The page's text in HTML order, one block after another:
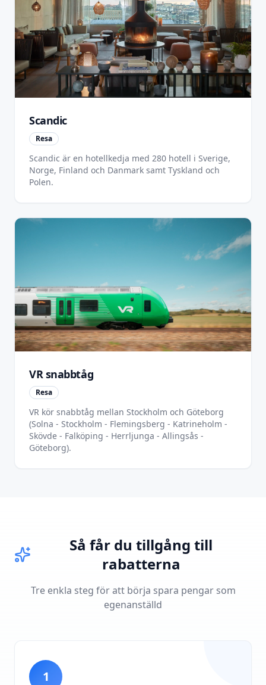
Scandic
Resa
Scandic är en hotellkedja med 280 hotell i Sverige,
Norge, Finland och Danmark samt Tyskland och
Polen.
VR snabbtåg
Resa
VR kör snabbtåg mellan Stockholm och Göteborg
(Solna - Stockholm - Flemingsberg - Katrineholm -
Skövde - Falköping - Herrljunga - Allingsås -
Göteborg).
Så får du tillgång till
rabatterna
Tre enkla steg för att börja spara pengar som
egenanställd
1